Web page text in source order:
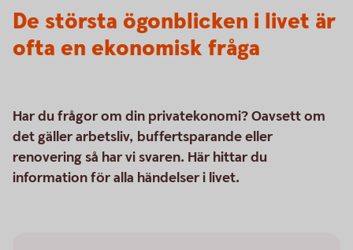
De största ögonblicken i livet är
ofta en ekonomisk fråga
Har du frågor om din privatekonomi? Oavsett om
det gäller arbetsliv, buffertsparande eller
renovering så har vi svaren. Här hittar du
information för alla händelser i livet.